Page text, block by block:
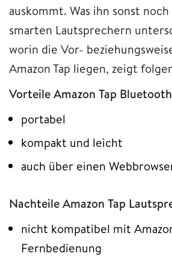
auskommt. Was ihn sonst
smarten Lautsprechern
worin die Vor-
Amazon Tap liegen, zeigt
Vorteile Amazon Tap
portabel
kompakt und leicht
auch über einen
Nachteile Amazon Tap
nicht kompatibel mit
Fernbedienung